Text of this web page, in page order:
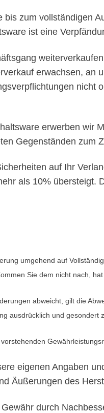
zum vollständigen
ist eine
erwachsen,
erwerben wir
Gegenständen zum
auf Ihr
als 10% übersteigt.
umgehend auf
Sie dem nicht nach,
abweicht, gilt die
ausdrücklich und gesondert
eigenen Angaben
Äußerungen des
durch